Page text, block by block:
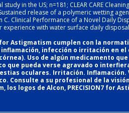
study in the US; n=181; CLEAR CARE
release of a polymeric wetting
C. Clinical Performance of a Novel Daily
experience with water surface daily
for Astigmatism cumplen con la
infección o irritación en
Uso de algún medicamento
que pueda verse agravado o
oculares. Irritación.
Consulte a su profesional de la
los logos de Alcon, PRECISION7 for